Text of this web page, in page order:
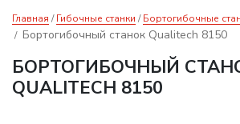
Главная Гибочные станки Бортогибочные
Бортогибочный станок Qualitech 8150
БОРТОГИБОЧНЫЙ
QUALITECH 8150